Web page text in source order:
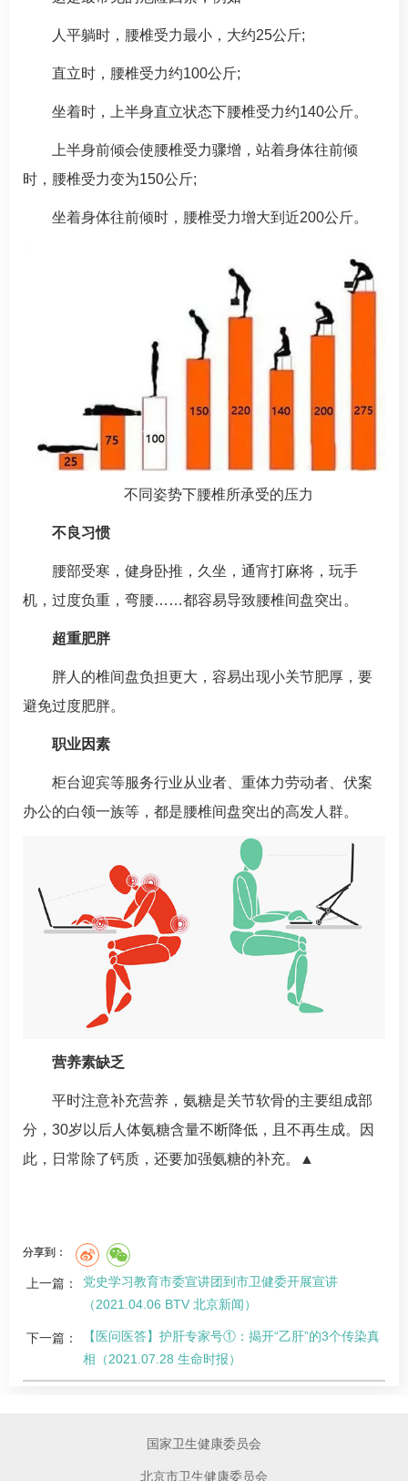
人平躺时，腰椎受力最小，大约25公斤;
直立时，腰椎受力约100公斤;
坐着时，上半身直立状态下腰椎受力约140公斤。
上半身前倾会使腰椎受力骤增，站着身体往前倾
时，腰椎受力变为150公斤;
坐着身体往前倾时，腰椎受力增大到近200公斤。
不同姿势下腰椎所承受的压力
不良习惯
腰部受寒，健身卧推，久坐，通宵打麻将，玩手
机，过度负重，弯腰……都容易导致腰椎间盘突出。
超重肥胖
胖人的椎间盘负担更大，容易出现小关节肥厚，要
避免过度肥胖。
职业因素
柜台迎宾等服务行业从业者、重体力劳动者、伏案
办公的白领一族等，都是腰椎间盘突出的高发人群。
营养素缺乏
平时注意补充营养，氨糖是关节软骨的主要组成部
分，30岁以后人体氨糖含量不断降低，且不再生成。因
此，日常除了钙质，还要加强氨糖的补充。▲
分享到：
上一篇：
党史学习教育市委宣讲团到市卫健委开展宣讲
（2021.04.06 BTV 北京新闻）
下一篇：
【医问医答】护肝专家号①：揭开“乙肝”的3个传染真
相（2021.07.28 生命时报）
国家卫生健康委员会
北京市卫生健康委员会